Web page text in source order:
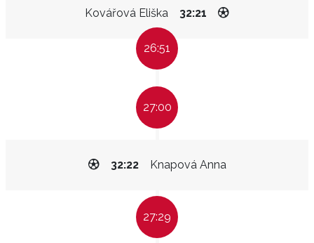
Kovářová Eliška 32:21
26:51
27:00
Knapová Anna
32:22
27:29